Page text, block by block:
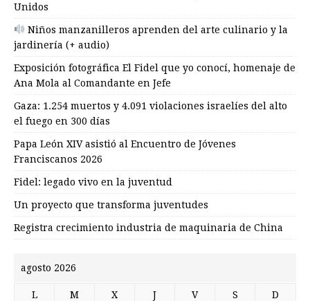
Unidos
Niños manzanilleros aprenden del arte culinario y la
jardinería (+ audio)
Exposición fotográfica El Fidel que yo conocí, homenaje de
Ana Mola al Comandante en Jefe
Gaza: 1.254 muertos y 4.091 violaciones israelíes del alto
el fuego en 300 días
Papa León XIV asistió al Encuentro de Jóvenes
Franciscanos 2026
Fidel: legado vivo en la juventud
Un proyecto que transforma juventudes
Registra crecimiento industria de maquinaria de China
agosto 2026
L M X J V S D